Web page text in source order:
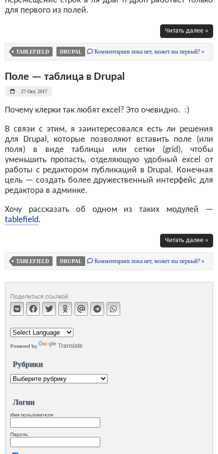
для первого из полей.
Читать далее »
TABLEFIELD DRUPAL Комментариев пока нет, может вы первый? »
Поле — таблица в Drupal
27 Окт, 2017
Почему клерки так любят excel? Это очевидно. :)
В связи с этим, я заинтересовался есть ли решения
для Drupal, которые позволяют вставить поле (или
поля) в виде таблицы или сетки (grid), чтобы
уменьшить пропасть, отделяющую удобный excel от
работы с редактором публикаций в Drupal. Конечная
цель — создать более дружественный интерфейс для
редактора в админке.
Хочу рассказать об одном из таких модулей —
tablefield.
Читать далее »
TABLEFIELD DRUPAL Комментариев пока нет, может вы первый? »
Поделиться ссылкой
Powered by Translate
Рубрики
Логин
Имя пользователя
Пароль